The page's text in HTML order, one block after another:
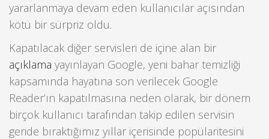
yararlanmaya devam eden kullanıcılar açısından
kötü bir sürpriz oldu.
Kapatılacak diğer servisleri de içine alan bir
açıklama yayınlayan Google, yeni bahar temizliği
kapsamında hayatına son verilecek Google
Reader’ın kapatılmasına neden olarak, bir dönem
birçok kullanıcı tarafından takip edilen servisin
geride bıraktığımız yıllar içerisinde popülaritesini